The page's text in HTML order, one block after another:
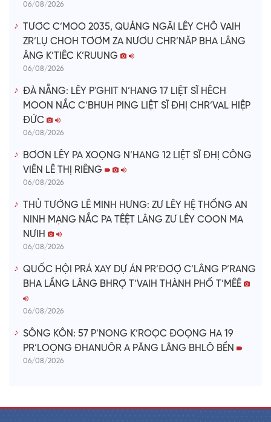
06/08/2026
TƯƠC C’MOO 2035, QUẢNG NGÃI LÊY CHÔ VAIH
ZR’LỤ CHOH TƠƠM ZA NƯƠU CHR’NĂP BHA LÂNG
ÂNG K’TIÊC K’RUUNG
06/08/2026
ĐÀ NẴNG: LÊY P'GHIT N’HANG 17 LIỆT SĨ HÊCH
MOON NẮC C’BHUH PING LIỆT SĨ ĐHỊ CHR’VAL HIỆP
ĐỨC
06/08/2026
BƠƠN LÊY PA XOỌNG N’HANG 12 LIỆT SĨ ĐHỊ CÔNG
VIÊN LÊ THỊ RIÊNG
06/08/2026
THỦ TƯỚNG LÊ MINH HƯNG: ZƯ LÊY HỆ THỐNG AN
NINH MẠNG NẮC PA TÊỆT LÂNG ZƯ LÊY COON MA
NƯIH
06/08/2026
QUỐC HỘI PRÁ XAY DỰ ÁN PR’ĐƠỢ C’LÂNG P’RANG
BHA LẦNG LÂNG BHRỢ T’VAIH THÀNH PHỐ T’MÊÊ
06/08/2026
SÔNG KÔN: 57 P’NONG K’ROỌC ĐOỌNG HA 19
PR’LOỌNG ĐHANUÔR A PĂNG LÂNG BHLÔ BỀN
06/08/2026